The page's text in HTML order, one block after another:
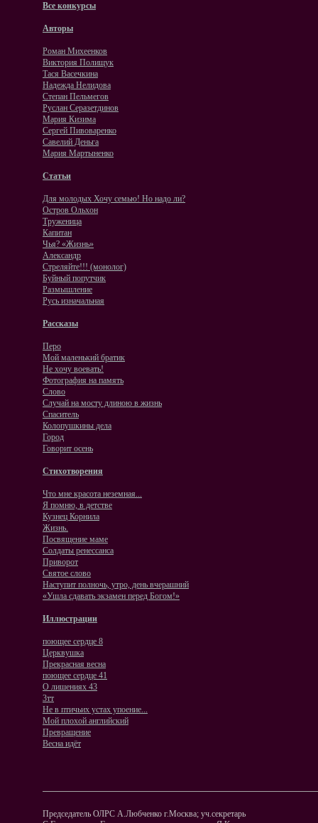
Все конкурсы
Авторы
Роман Михеенков
Виктория Полищук
Тася Васечкина
Надежда Нелидова
Степан Пельмегов
Руслан Серазетдинов
Мария Кизима
Сергей Пивоваренко
Савелий Деньга
Мария Мартыненко
Статьи
Для молодых Хочу семью! Но надо ли?
Остров Ольхон
Труженица
Капитан
Чья? «Жизнь»
Александр
Стреляйте!!! (монолог)
Буйный попутчик
Размышление
Русь изначальная
Рассказы
Перо
Мой маленький братик
Не хочу воевать!
Фотография на память
Слово
Случай на мосту длиною в жизнь
Спаситель
Колопушкины дела
Город
Говорит осень
Стихотворения
Что мне красота неземная...
Я помню, в детстве
Кузнец Корнила
Жизнь.
Посвящение маме
Солдаты ренессанса
Приворот
Святое слово
Наступит полночь, утро, день вчерашний
«Ушла сдавать экзамен перед Богом!»
Иллюстрации
поющее сердце 8
Церквушка
Прекрасная весна
поющее сердце 41
О лишениях 43
3тт
Не в птичьих устах упоение...
Мой плохой английский
Превращение
Весна идёт
Председатель ОЛРС А.Любченко г.Москва; уч.секретарь